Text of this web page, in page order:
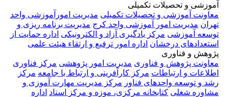
آموزشی و تحصیلات تکمیلی
معاونت آموزشی و تحصیلات تکمیلی مدیریت امورآموزشی واحد
تهران مدیریت امور آموزشی واحد کرج مدیریت برنامه ریزی و
توسعه آموزشی مرکز یادگیری آزاد و الکترونیکی اداره حمایت از
استعدادهای درخشان اداره امور ترفیع و ارتقاء هیئت علمی
پژوهش و فناوری
معاونت پژوهش و فناوری مدیریت امور پژوهشی مرکز فناوری
اطلاعات و ارتباطات مرکز کارآفرینی و ارتباط با جامعه مرکز
رشد و توسعه واحدهای فناور مرکز مدیریت مهارت آموزی و
مشاوره شغلی کتابخانه مرکزی، موزه و مرکز اسناد اداره